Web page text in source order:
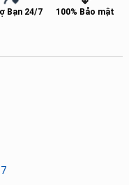
Bạn 24/7 100% Bảo mật